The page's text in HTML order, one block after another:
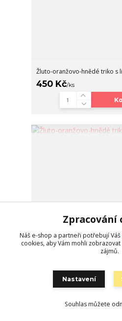
Žluto-oranžovo-hnědé triko s
450 Kč/ks
Žluto-oranžovo-hnědé triko s
Zpracování
Náš e-shop a partneři potřebují Váš
cookies, aby Vám mohli
zájmů.
Nastavení
Souhlas můžete